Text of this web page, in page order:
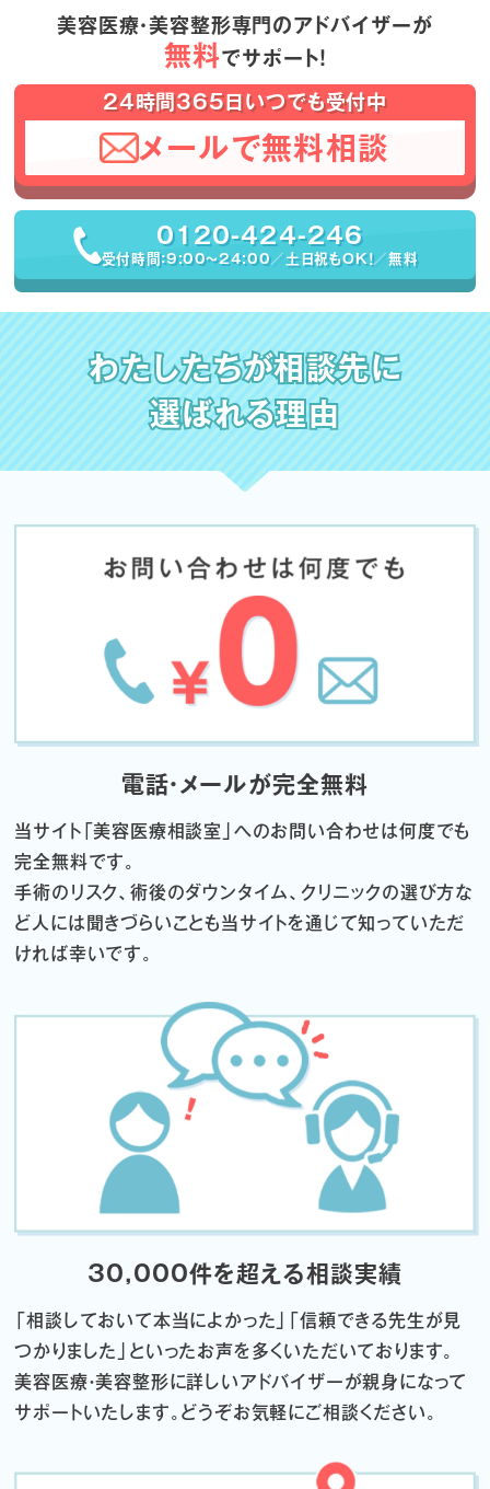
美容医療・美容整形専門のアドバイザーが
無料でサポート！
24時間365日いつでも受付中
メールで無料相談
0120-424-246
受付時間：9:00〜24:00／土日祝もOK！／無料
わたしたちが相談先に
選ばれる理由
電話・メールが完全無料
当サイト「美容医療相談室」へのお問い合わせは何度でも
完全無料です。
手術のリスク、術後のダウンタイム、クリニックの選び方な
ど 人には聞きづらいことも当サイトを通じて知っていただ
ければ幸いです。
30,000件を超える相談実績
「相談しておいて本当によかった」「信頼できる先生が見
つかりました」 といったお声を多くいただいております。
美容医療・美容整形に詳しいアドバイザーが親身になって
サポートいたします。 どうぞお気軽にご相談ください。